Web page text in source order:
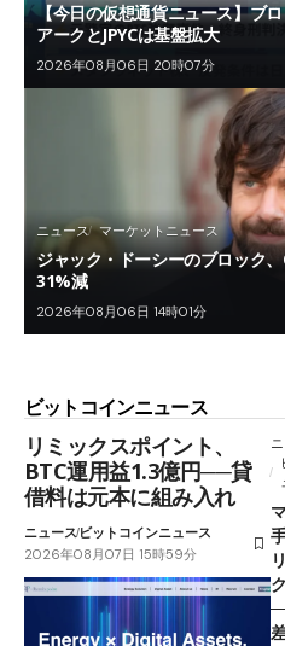
【今日の仮想通貨ニュース】ブ
アークとJPYCは基盤拡大
2026年08月06日 20時07分
ニュース マーケットニュース
ジャック・ドーシーのブロック
31%減
2026年08月06日 14時01分
ビットコインニュース
リミックスポイント、
BTC運用益1.3億円──貸
借料は元本に組み入れ
ニュースビットコインニュース
2026年08月07日 15時59分